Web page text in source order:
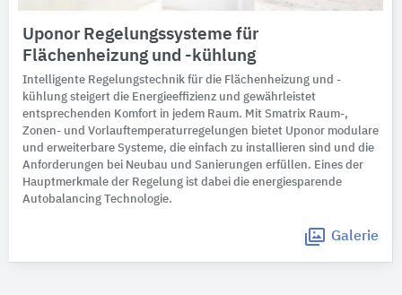
Uponor Regelungssysteme für
Flächenheizung und -kühlung
Intelligente Regelungstechnik für die Flächenheizung und -
kühlung steigert die Energieeffizienz und gewährleistet
entsprechenden Komfort in jedem Raum. Mit Smatrix Raum-,
Zonen- und Vorlauftemperaturregelungen bietet Uponor modulare
und erweiterbare Systeme, die einfach zu installieren sind und die
Anforderungen bei Neubau und Sanierungen erfüllen. Eines der
Hauptmerkmale der Regelung ist dabei die energiesparende
Autobalancing Technologie.
Galerie